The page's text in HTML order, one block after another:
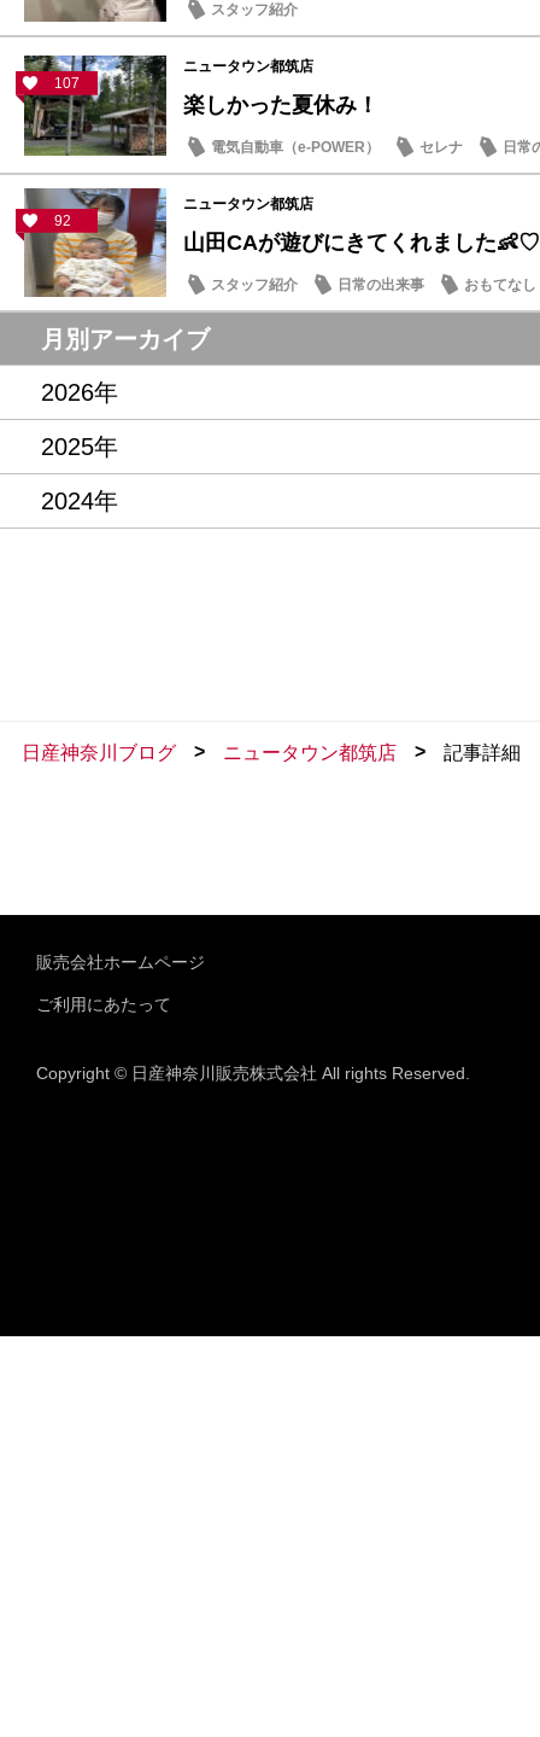
スタッフ紹介
107
ニュータウン都筑店
楽しかった夏休み！
電気自動車（e-POWER） セレナ 日常
92
ニュータウン都筑店
山田CAが遊びにきてくれました👶♡
スタッフ紹介 日常の出来事 おもてなし
月別アーカイブ
2026年
2025年
2024年
日産神奈川ブログ > ニュータウン都筑店 > 記事詳細
販売会社ホームページ
ご利用にあたって
Copyright © 日産神奈川販売株式会社 All rights Reserved.